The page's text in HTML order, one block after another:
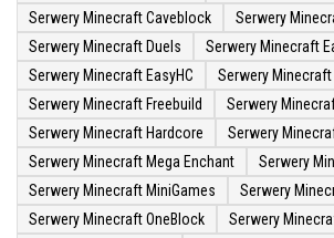
Serwery Minecraft Caveblock
Serwery
Serwery Minecraft Duels
Serwery Minecraft
Serwery Minecraft EasyHC
Serwery
Serwery Minecraft Freebuild
Serwery
Serwery Minecraft Hardcore
Serwery
Serwery Minecraft Mega Enchant
Serwery
Serwery Minecraft MiniGames
Serwery
Serwery Minecraft OneBlock
Serwery